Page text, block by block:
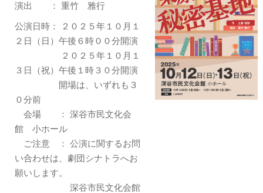
演出 ： 重竹 雅行
公演日時： ２０２５年１０月１
２日（日）午後６時００分開演
２０２５年１０月１
３日（祝）午後１時３０分開演
開場は、いずれも３
０分前
会場 ： 深谷市民文化会
館 小ホール
ご注意 ： 公演に関するお問
い合わせは、劇団シナトラへお
願いします。
深谷市民文化会館